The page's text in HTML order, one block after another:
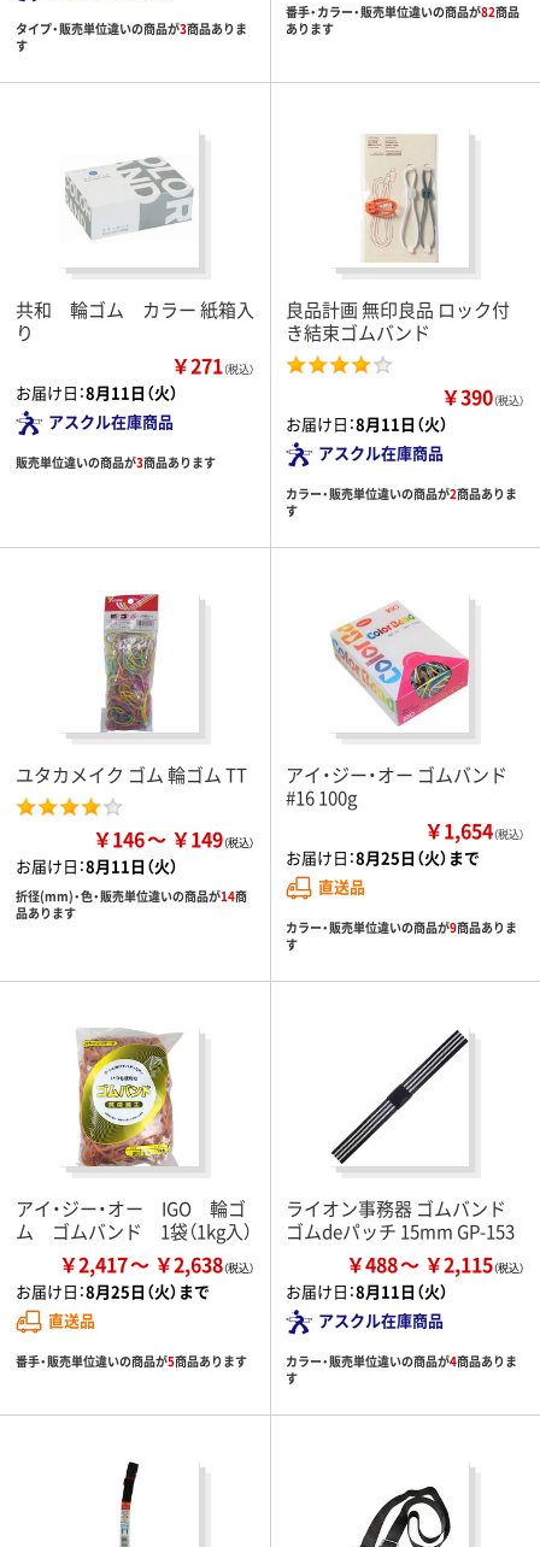
タイプ・販売単位違いの商品が3商品ありま
す
番手・カラー・販売単位違いの商品が82商品
あります
共和 輪ゴム カラー 紙箱入
り
￥271（税込）
お届け日：8月11日（火）
アスクル在庫商品
販売単位違いの商品が3商品あります
良品計画 無印良品 ロック付
き結束ゴムバンド
￥390（税込）
お届け日：8月11日（火）
アスクル在庫商品
カラー・販売単位違いの商品が2商品ありま
す
ユタカメイク ゴム 輪ゴム TT
￥146 ￥149
お届け日：8月11日（火）
折径(mm)・色・販売単位違いの商品が14商
品あります
アイ・ジー・オー ゴムバンド
#16 100g
￥1,654（税込）
お届け日：8月25日（火）まで
直送品
カラー・販売単位違いの商品が9商品ありま
す
アイ・ジー・オー IGO 輪ゴ
ム ゴムバンド 1袋（1kg入）
￥2,417 ￥2,638
お届け日：8月25日（火）まで
直送品
番手・販売単位違いの商品が5商品あります
ライオン事務器 ゴムバンド
ゴムdeパッチ 15mm GP-153
￥488 ￥2,115
お届け日：8月11日（火）
アスクル在庫商品
カラー・販売単位違いの商品が4商品ありま
す